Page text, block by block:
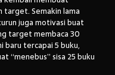
target. Semakin lama
juga motivasi buat
target membaca 30
baru tercapai 5 buku,
“menebus” sisa 25 buku